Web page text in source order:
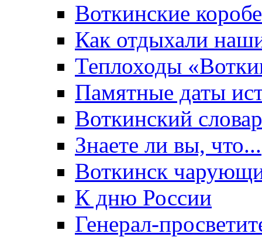
Воткинские
Как отдыхали
Теплоходы
Памятные даты
Воткинский
Знаете ли вы, что...
Воткинск
К дню России
Генерал-